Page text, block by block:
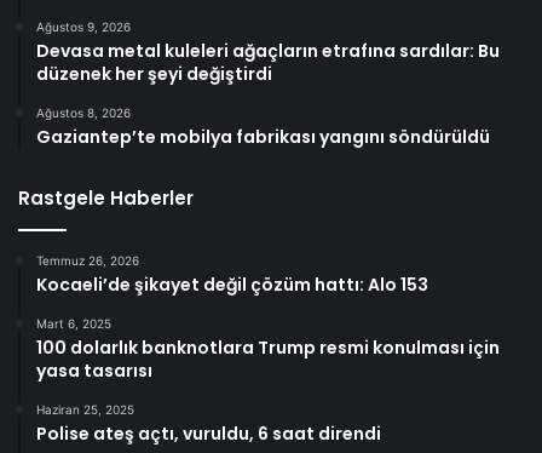
Ağustos 9, 2026
Devasa metal kuleleri ağaçların etrafına sardılar: Bu
düzenek her şeyi değiştirdi
Ağustos 8, 2026
Gaziantep’te mobilya fabrikası yangını söndürüldü
Rastgele Haberler
Temmuz 26, 2026
Kocaeli’de şikayet değil çözüm hattı: Alo 153
Mart 6, 2025
100 dolarlık banknotlara Trump resmi konulması için
yasa tasarısı
Haziran 25, 2025
Polise ateş açtı, vuruldu, 6 saat direndi